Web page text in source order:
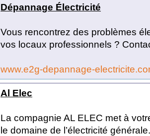
Dépannage Électricité
Vous rencontrez des problèmes
vos locaux professionnels ?
www.e2g-depannage-
Al Elec
La compagnie AL ELEC met à
le domaine de l’électricité